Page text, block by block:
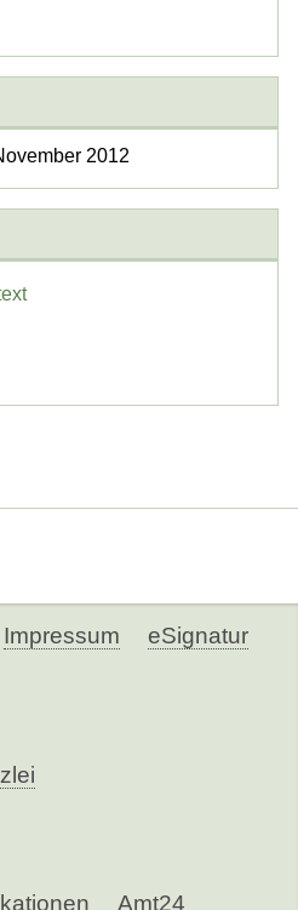
2012
Impressum eSignatur
Amt24